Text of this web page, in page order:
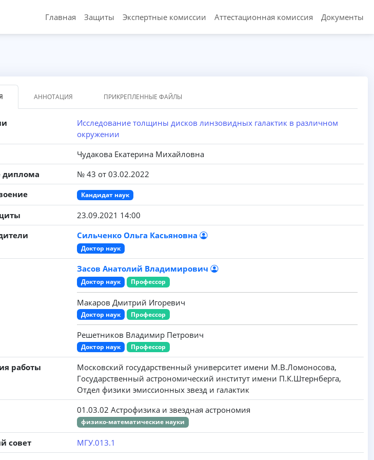
Главная Защиты Экспертные комиссии Аттестационная комиссия Документы
АННОТАЦИЯ ПРИКРЕПЛЕННЫЕ ФАЙЛЫ
Исследование толщины дисков линзовидных галактик в различном
окружении
Чудакова Екатерина Михайловна
диплома
№ 43 от 03.02.2022
Кандидат наук
23.09.2021 14:00
Сильченко Ольга Касьяновна
Доктор наук
Засов Анатолий Владимирович
Доктор наук Профессор
Макаров Дмитрий Игоревич
Доктор наук Профессор
Решетников Владимир Петрович
Доктор наук Профессор
работы
Московский государственный университет имени M.B.Ломоносова,
Государственный астрономический институт имени П.К.Штернберга,
Отдел физики эмиссионных звезд и галактик
01.03.02 Астрофизика и звездная астрономия
физико-математические науки
совет
МГУ.013.1